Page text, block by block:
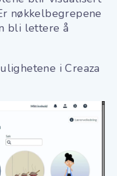
nøkkelbegrepene
bli lettere å
i Creaza